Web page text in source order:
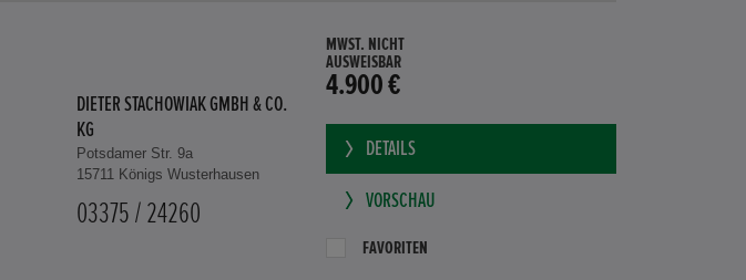
DIETER STACHOWIAK GMBH & CO.
KG
Potsdamer Str. 9a
15711 Königs Wusterhausen
03375 / 24260
MWST. NICHT
AUSWEISBAR
4.900 €
DETAILS
VORSCHAU
FAVORITEN